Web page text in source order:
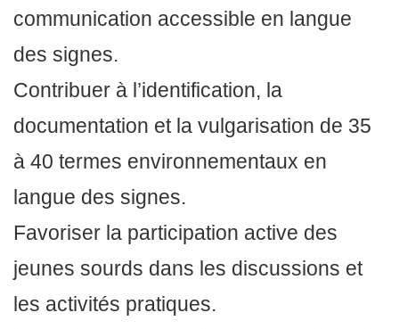
communication accessible en langue
des signes.
Contribuer à l’identification, la
documentation et la vulgarisation de 35
à 40 termes environnementaux en
langue des signes.
Favoriser la participation active des
jeunes sourds dans les discussions et
les activités pratiques.